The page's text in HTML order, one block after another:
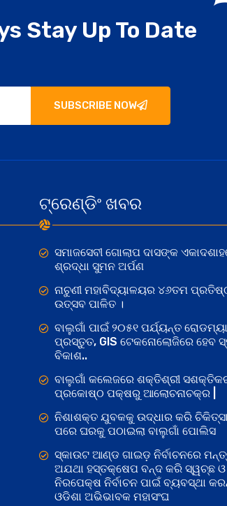
Stay Up To Date
SUBSCRIBE NOW
ଟ୍ରେଣ୍ଡିଂ ଖବର
ସମାଜସେବୀ ଗୋଲାପ ଦାସଙ୍କ
ଶ୍ରଦ୍ଧା ସୁମନ ଅର୍ପଣ
ନାଚୁଣୀ ମହାବିଦ୍ୟାଳୟର ୪୬ତମ
ଉତ୍ସବ ପାଳିତ ।
ବାଲୁଗାଁ ପାଇଁ ୨୦୫୧ ପର୍ଯ୍ୟନ୍ତ
ପ୍ରସ୍ତୁତ, GIS ଟେକନୋଲୋଜିରେ ହେବ
ବିକାଶ..
ବାଲୁଗାଁ କଲେଜରେ ଶକ୍ତିଶ୍ରୀ
ପ୍ରକୋଷ୍ଠ ପକ୍ଷରୁ ଆଲୋଚନାଚକ୍ର |
ନିଶାଶକ୍ତ ଯୁବକକୁ ଉଦ୍ଧାର କରି ଚିକିତ୍ସା
ପରେ ଘରକୁ ପଠାଇଲା ବାଲୁଗାଁ ପୋଲିସ
ସ୍କାଉଟ ଆଣ୍ଡ ଗାଇଡ଼ ନିର୍ବାଚନରେ
ଅଯଥା ହସ୍ତକ୍ଷେପ ବନ୍ଦ କରି ସ୍ୱଚ୍ଛ ଓ
ନିରପେକ୍ଷ ନିର୍ବାଚନ ପାଇଁ ବ୍ୟବସ୍ଥା
ଓଡିଶା ଅଭିଭାବକ ମହାସଂଘ